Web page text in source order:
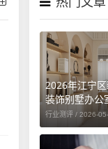
2026年江宁
装饰别墅办公
行业测评 / 2026-